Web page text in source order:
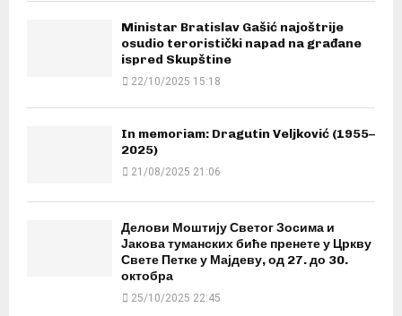
Ministar Bratislav Gašić najoštrije
osudio teroristički napad na građane
ispred Skupštine
22/10/2025 15:18
In memoriam: Dragutin Veljković (1955–
2025)
21/08/2025 21:06
Делови Моштију Светог Зосима и
Јакова туманских биће пренете у Цркву
Свете Петке у Мајдеву, од 27. до 30.
октобра
25/10/2025 22:45